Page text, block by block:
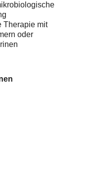
Therapie mit
oder